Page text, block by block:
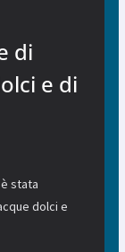
di
e di
stata
dolci e